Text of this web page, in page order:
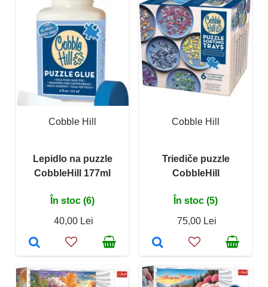
Cobble Hill
Lepidlo na puzzle
CobbleHill 177ml
În stoc (6)
40,00 Lei
Cobble Hill
Triediče puzzle
CobbleHill
În stoc (5)
75,00 Lei